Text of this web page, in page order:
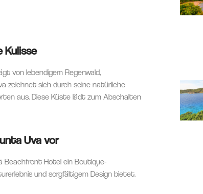
Kulisse
von lebendigem Regenwald,
zeichnet sich durch seine natürliche
aus. Diese Küste lädt zum Abschalten
Uva vor
Beachfront Hotel ein Boutique-
und sorgfältigem Design bietet.